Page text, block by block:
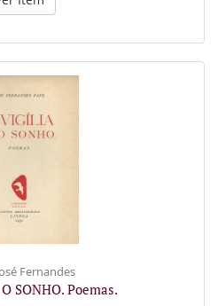
Fernandes
SONHO. Poemas.